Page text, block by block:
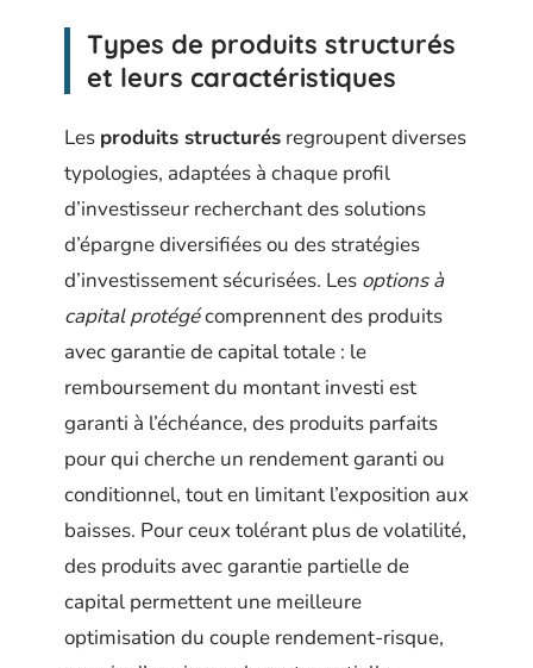
Types de produits structurés
et leurs caractéristiques
Les produits structurés regroupent diverses
typologies, adaptées à chaque profil
d’investisseur recherchant des solutions
d’épargne diversifiées ou des stratégies
d’investissement sécurisées. Les options à
capital protégécomprennent des produits
avec garantie de capital totale : le
remboursement du montant investi est
garanti à l’échéance, des produits parfaits
pour qui cherche un rendement garanti ou
conditionnel, tout en limitant l’exposition aux
baisses. Pour ceux tolérant plus de volatilité,
des produits avec garantie partielle de
capital permettent une meilleure
optimisation du couple rendement-risque,